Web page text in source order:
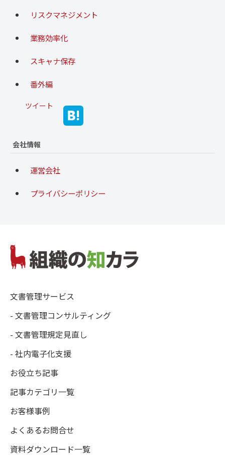
リスクマネジメント
業務効率化
スキャナ保存
番外編
ツイート
会社情報
運営会社
プライバシーポリシー
文書管理サービス
- 文書管理コンサルティング
- 文書管理規定見直し
- 社内電子化支援
お役立ち記事
記事カテゴリ一覧
お客様事例
よくあるお問合せ
資料ダウンロード一覧